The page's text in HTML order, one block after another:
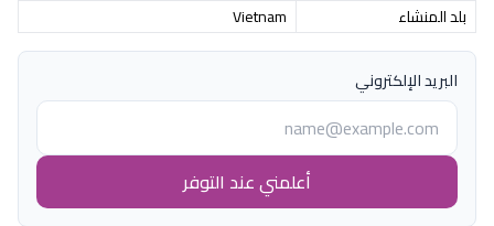
بلد المنشاء
Vietnam
البريد الإلكتروني
أعلمني عند التوفر